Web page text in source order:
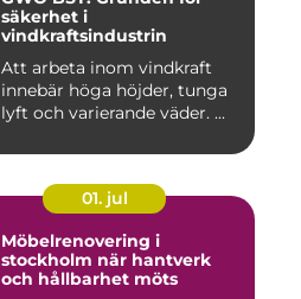
säkerhet i
vindkraftsindustrin
Att arbeta inom vindkraft
innebär höga höjder, tunga
lyft och varierande väder. ...
01. jul
Möbelrenovering i
stockholm när hantverk
och hållbarhet möts